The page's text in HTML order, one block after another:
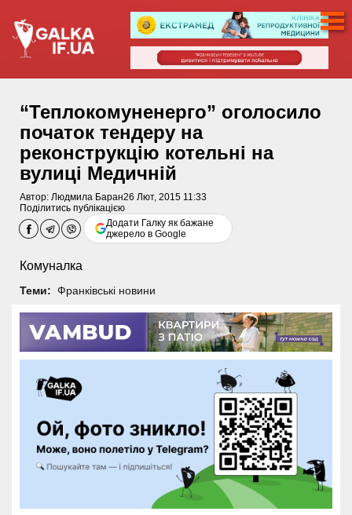
“Теплокомуненерго” оголосило
початок тендеру на
реконструкцію котельні на
вулиці Медичній
Автор: Людмила Баран26 Лют, 2015 11:33
Поділитись публікацією
Додати Галку як бажане
джерело в Google
Комуналка
Теми: Франківські новини